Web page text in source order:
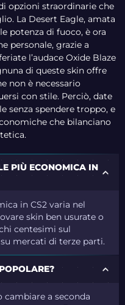
opzioni straordinarie che
La Desert Eagle, amata
potenza di fuoco, è ora
personale, grazie a
l’audace Oxide Blaze
di queste skin offre
non è necessario
con stile. Perciò, date
senza spendere troppo, e
che bilanciano
PIÙ ECONOMICA IN
in CS2 varia nel
skin ben usurate o
centesimi sul
mercati di terze parti.
cambiare a seconda